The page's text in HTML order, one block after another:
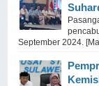
September 2024.